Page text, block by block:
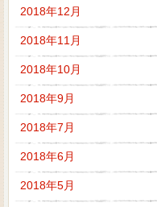
2018年12月
2018年11月
2018年10月
2018年9月
2018年7月
2018年6月
2018年5月